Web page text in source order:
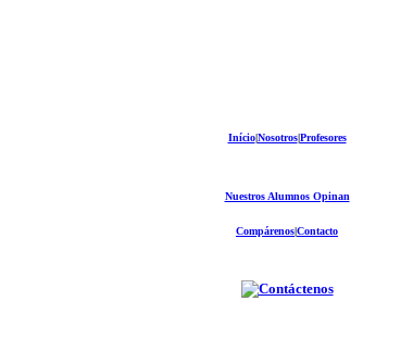
Início|Nosotros|Profesores
Nuestros Alumnos Opinan
Compárenos|Contacto